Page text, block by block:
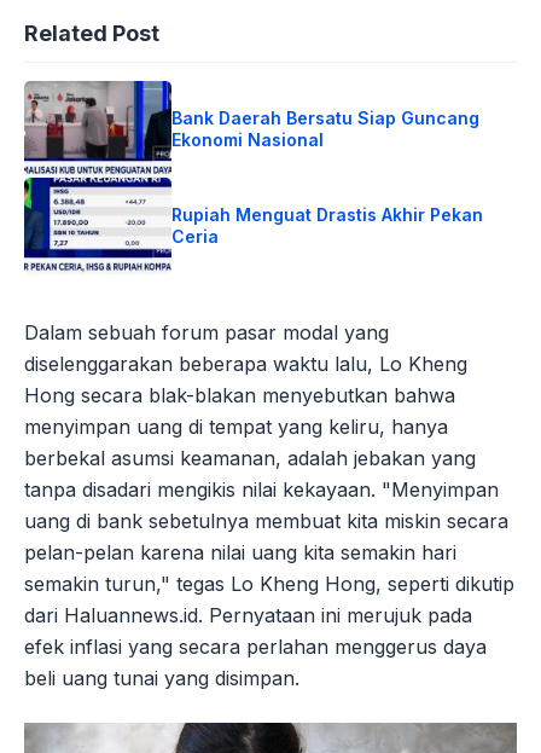
Related Post
Bank Daerah Bersatu Siap Guncang
Ekonomi Nasional
Rupiah Menguat Drastis Akhir Pekan
Ceria
Dalam sebuah forum pasar modal yang
diselenggarakan beberapa waktu lalu, Lo Kheng
Hong secara blak-blakan menyebutkan bahwa
menyimpan uang di tempat yang keliru, hanya
berbekal asumsi keamanan, adalah jebakan yang
tanpa disadari mengikis nilai kekayaan. "Menyimpan
uang di bank sebetulnya membuat kita miskin secara
pelan-pelan karena nilai uang kita semakin hari
semakin turun," tegas Lo Kheng Hong, seperti dikutip
dari Haluannews.id. Pernyataan ini merujuk pada
efek inflasi yang secara perlahan menggerus daya
beli uang tunai yang disimpan.